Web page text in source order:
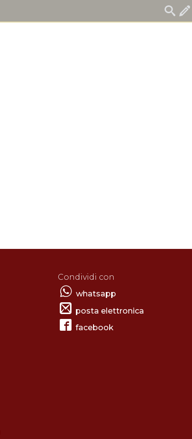
Condividi con
whatsapp
posta elettronica
facebook